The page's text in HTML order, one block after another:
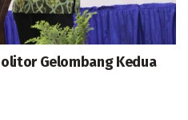
Gelombang Kedua